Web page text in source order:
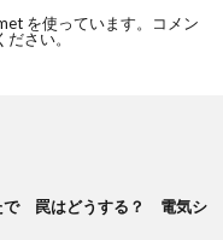
を使っています。
コメン
ださい。
で 罠はどうする？ 電気シ